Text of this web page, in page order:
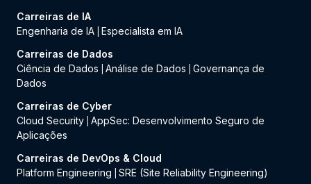
Carreiras de IA
Engenharia de IA Especialista em IA
Carreiras de Dados
Ciência de Dados
Análise de Dados
Governança de
Dados
Carreiras de Cyber
Cloud Security AppSec: Desenvolvimento Seguro de
Aplicações
Carreiras de DevOps & Cloud
Platform Engineering
SRE (Site Reliability Engineering)